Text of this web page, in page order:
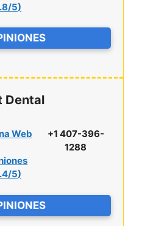
5)
Dental
Web
5)
+1 407-396-
1288